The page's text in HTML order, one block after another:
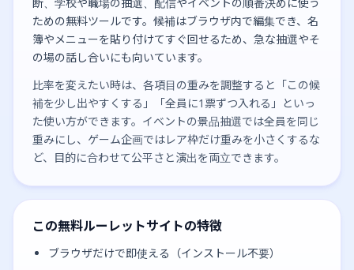
ための無料ツールです。候補はブラウザ内で編集でき、名
簿やメニューを貼り付けてすぐ回せるため、急な抽選やそ
の場の話し合いにも向いています。
比率を変えたい時は、各項目の重みを調整すると「この候
補を少し出やすくする」「全員に1票ずつ入れる」といっ
た使い方ができます。イベントの景品抽選では全員を同じ
重みにし、ゲーム企画ではレア枠だけ重みを小さくするな
ど、目的に合わせて公平さと演出を両立できます。
この無料ルーレットサイトの特徴
ブラウザだけで即使える（インストール不要）